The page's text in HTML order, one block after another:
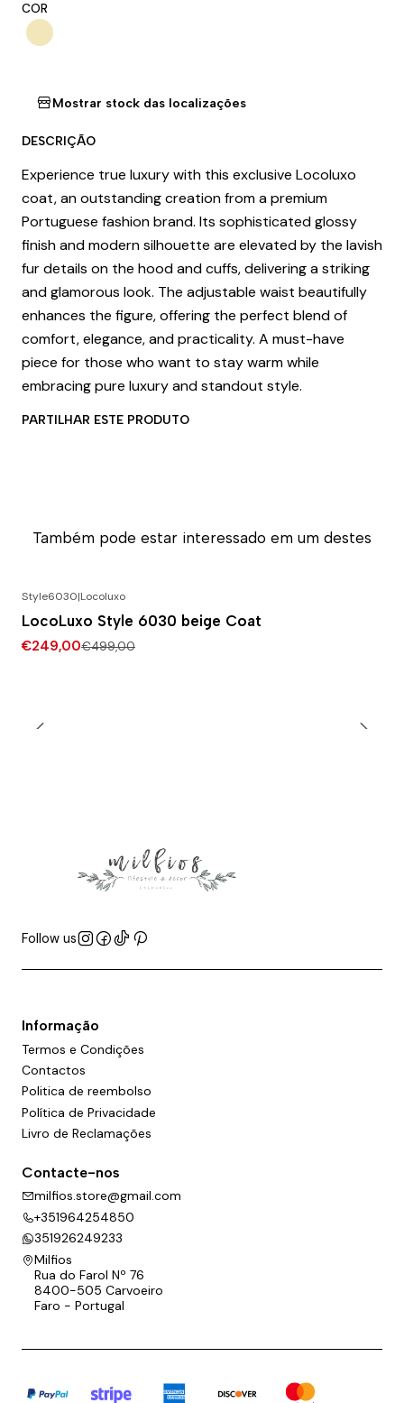
COR
Mostrar stock das localizações
DESCRIÇÃO
Experience true luxury with this exclusive Locoluxo
coat, an outstanding creation from a premium
Portuguese fashion brand. Its sophisticated glossy
finish and modern silhouette are elevated by the lavish
fur details on the hood and cuffs, delivering a striking
and glamorous look. The adjustable waist beautifully
enhances the figure, offering the perfect blend of
comfort, elegance, and practicality. A must-have
piece for those who want to stay warm while
embracing pure luxury and standout style.
PARTILHAR ESTE PRODUTO
Também pode estar interessado em um destes
Style6030|Locoluxo
LocoLuxo Style 6030 beige Coat
€249,00€499,00
Follow us
Informação
Termos e Condições
Contactos
Politica de reembolso
Política de Privacidade
Livro de Reclamações
Contacte-nos
milfios.store@gmail.com
+351964254850
351926249233
Milfios
Rua do Farol Nº 76
8400-505 Carvoeiro
Faro - Portugal